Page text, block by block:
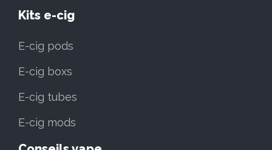
Kits e-cig
E-cig pods
E-cig boxs
E-cig tubes
E-cig mods